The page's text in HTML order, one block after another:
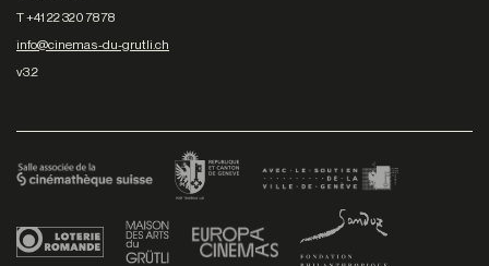
T +41 22 320 78 78
info@cinemas-du-grutli.ch
v3.2